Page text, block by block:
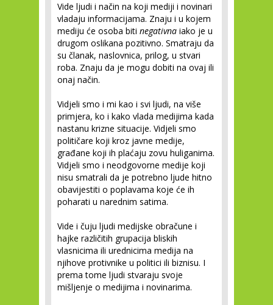
Vide ljudi i način na koji mediji i novinari
vladaju informacijama. Znaju i u kojem
mediju će osoba biti negativna iako je u
drugom oslikana pozitivno. Smatraju da
su članak, naslovnica, prilog, u stvari
roba. Znaju da je mogu dobiti na ovaj ili
onaj način.
Vidjeli smo i mi kao i svi ljudi, na više
primjera, ko i kako vlada medijima kada
nastanu krizne situacije. Vidjeli smo
političare koji kroz javne medije,
građane koji ih plaćaju zovu huliganima.
Vidjeli smo i neodgovorne medije koji
nisu smatrali da je potrebno ljude hitno
obavijestiti o poplavama koje će ih
poharati u narednim satima.
Vide i čuju ljudi medijske obračune i
hajke različitih grupacija bliskih
vlasnicima ili urednicima medija na
njihove protivnike u politici ili biznisu. I
prema tome ljudi stvaraju svoje
mišljenje o medijima i novinarima.